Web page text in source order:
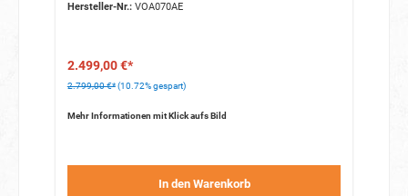
Hersteller-Nr.:VOA070AE
2.499,00 €*
2.799,00 €* (10.72% gespart)
Mehr Informationen mit Klick aufs Bild
In den Warenkorb